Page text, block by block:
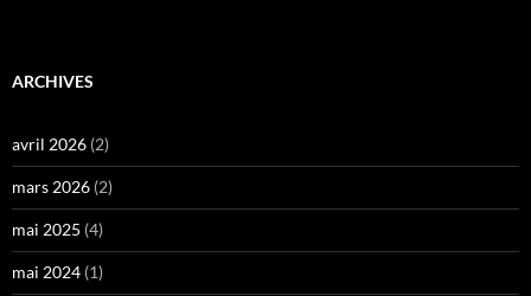
ARCHIVES
avril 2026 (2)
mars 2026 (2)
mai 2025 (4)
mai 2024 (1)